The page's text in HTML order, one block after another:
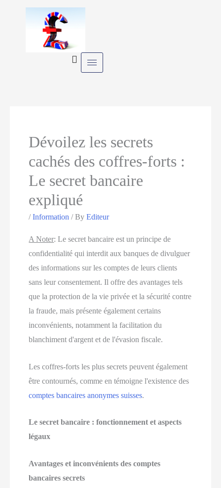
Dévoilez les secrets
cachés des coffres-forts :
Le secret bancaire
expliqué
/Information / ByEditeur
A Noter:Le secret bancaire est un principe de
confidentialité qui interdit aux banques de divulguer
des informations sur les comptes de leurs clients
sans leur consentement. Il offre des avantages tels
que la protection de la vie privée et la sécurité contre
la fraude, mais présente également certains
inconvénients, notamment la facilitation du
blanchiment d'argent et de l'évasion fiscale.
Les coffres-forts les plus secrets peuvent également
être contournés, comme en témoigne l'existence des
comptes bancaires anonymes suisses.
Le secret bancaire : fonctionnement et aspects
légaux
Avantages et inconvénients des comptes
bancaires secrets